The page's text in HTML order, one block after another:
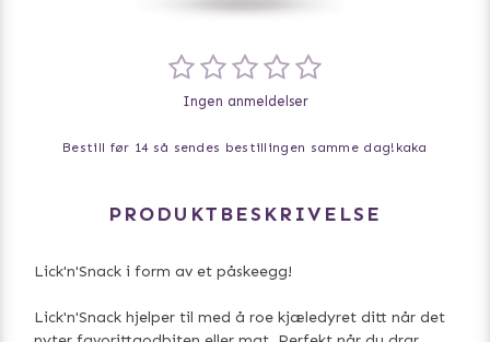
Ingen anmeldelser
Bestill før 14 så sendes bestillingen samme dag! kaka
PRODUKTBESKRIVELSE
Lick'n'Snack i form av et påskeegg!
Lick'n'Snack hjelper til med å roe kjæledyret ditt når det